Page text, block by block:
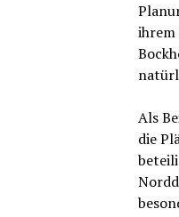
ihrem
Als
die